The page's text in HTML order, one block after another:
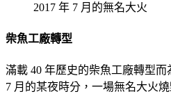
2017 年 7 月的無名大火
柴魚工廠轉型
滿載 40 年歷史的柴魚工廠轉型
7 月的某夜時分，一場無名大火